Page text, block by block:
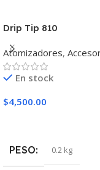
Drip Tip 810
Atomizadores,
En stock
$4,500.00
PESO 0.2 kg